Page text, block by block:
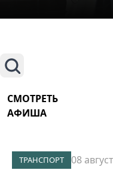
Поиск
СМОТРЕТЬ
АФИША
ТРАНСПОРТ 08